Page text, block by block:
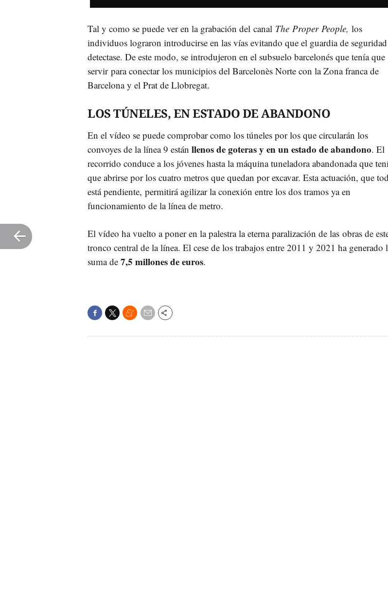
Tal y como se puede ver en la grabación del canal The Proper People, los
individuos lograron introducirse en las vías evitando que el guardia de
detectase. De este modo, se introdujeron en el subsuelo barcelonés que tenía que
servir para conectar los municipios del Barcelonès Norte con la Zona franca de
Barcelona y el Prat de Llobregat.
LOS TÚNELES, EN ESTADO DE ABANDONO
En el vídeo se puede comprobar como los túneles por los que circularán los
convoyes de la línea 9 están llenos de goteras y en un estado de abandono. El
recorrido conduce a los jóvenes hasta la máquina tuneladora abandonada que
que abrirse por los cuatro metros que quedan por excavar. Esta actuación, que
está pendiente, permitirá agilizar la conexión entre los dos tramos ya en
funcionamiento de la línea de metro.
El vídeo ha vuelto a poner en la palestra la eterna paralización de las obras de
tronco central de la línea. El cese de los trabajos entre 2011 y 2021 ha generado
suma de 7,5 millones de euros.